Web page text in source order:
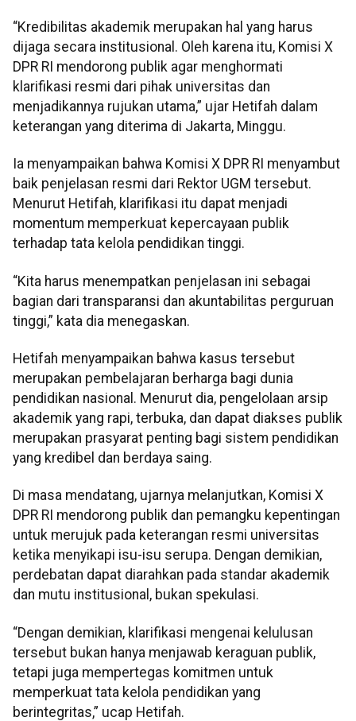
“Kredibilitas akademik merupakan hal yang harus
dijaga secara institusional. Oleh karena itu, Komisi X
DPR RI mendorong publik agar menghormati
klarifikasi resmi dari pihak universitas dan
menjadikannya rujukan utama,” ujar Hetifah dalam
keterangan yang diterima di Jakarta, Minggu.
Ia menyampaikan bahwa Komisi X DPR RI menyambut
baik penjelasan resmi dari Rektor UGM tersebut.
Menurut Hetifah, klarifikasi itu dapat menjadi
momentum memperkuat kepercayaan publik
terhadap tata kelola pendidikan tinggi.
“Kita harus menempatkan penjelasan ini sebagai
bagian dari transparansi dan akuntabilitas perguruan
tinggi,” kata dia menegaskan.
Hetifah menyampaikan bahwa kasus tersebut
merupakan pembelajaran berharga bagi dunia
pendidikan nasional. Menurut dia, pengelolaan arsip
akademik yang rapi, terbuka, dan dapat diakses publik
merupakan prasyarat penting bagi sistem pendidikan
yang kredibel dan berdaya saing.
Di masa mendatang, ujarnya melanjutkan, Komisi X
DPR RI mendorong publik dan pemangku kepentingan
untuk merujuk pada keterangan resmi universitas
ketika menyikapi isu-isu serupa. Dengan demikian,
perdebatan dapat diarahkan pada standar akademik
dan mutu institusional, bukan spekulasi.
“Dengan demikian, klarifikasi mengenai kelulusan
tersebut bukan hanya menjawab keraguan publik,
tetapi juga mempertegas komitmen untuk
memperkuat tata kelola pendidikan yang
berintegritas,” ucap Hetifah.